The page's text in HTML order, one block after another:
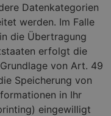
Datenkategorien
werden. Im Falle
die Übertragung
erfolgt die
von Art. 49
Speicherung von
in Ihr
eingewilligt